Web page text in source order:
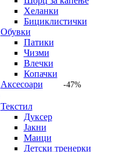
Хеланки
Бициклистички
Обувки
Патики
Чизми
Влечки
Копачки
Аксесоари
Текстил
Дуксер
Јакни
Маици
Детски тренерки
-47%